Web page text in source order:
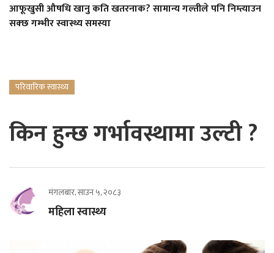
आफूखुसी औषधि खानु कति खतरनाक? सामान्य गल्तीले पनि निम्त्याउन
सक्छ गम्भीर स्वास्थ्य समस्या
परिवारिक स्वास्थ्य
किन हुन्छ गर्भावस्थामा उल्टी ?
मंगलबार, साउन ५, २०८३
महिला स्वास्थ्य